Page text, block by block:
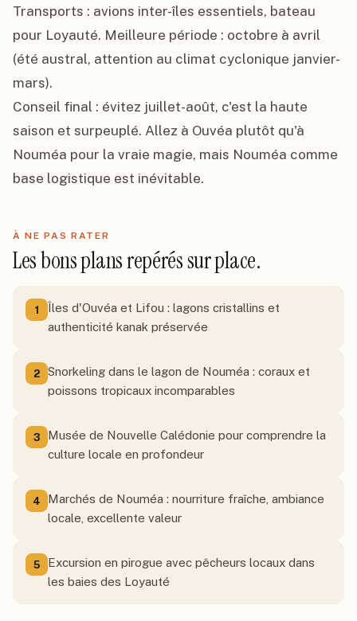
Transports : avions inter-îles essentiels, bateau
pour Loyauté. Meilleure période : octobre à avril
(été austral, attention au climat cyclonique janvier-
mars).
Conseil final : évitez juillet-août, c'est la haute
saison et surpeuplé. Allez à Ouvéa plutôt qu'à
Nouméa pour la vraie magie, mais Nouméa comme
base logistique est inévitable.
À NE PAS RATER
Les bons plans repérés sur place.
1
Îles d'Ouvéa et Lifou : lagons cristallins et
authenticité kanak préservée
2
Snorkeling dans le lagon de Nouméa : coraux et
poissons tropicaux incomparables
3
Musée de Nouvelle Calédonie pour comprendre la
culture locale en profondeur
4
Marchés de Nouméa : nourriture fraîche, ambiance
locale, excellente valeur
5
Excursion en pirogue avec pêcheurs locaux dans
les baies des Loyauté